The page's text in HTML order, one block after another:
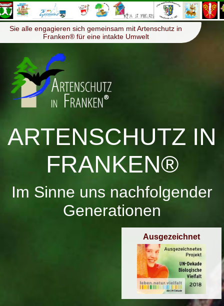
Menü ≡
Sie alle engagieren sich gemeinsam mit Artenschutz in
Franken® für eine intakte Umwelt
ARTENSCHUTZ IN
FRANKEN®
Im Sinne uns nachfolgender
Generationen
Ausgezeichnet